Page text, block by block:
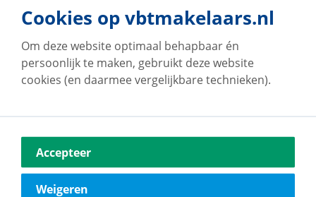
Naar vestiging
Vestdijk 180
5611 CZ Eindhoven
040-2696949
Cookies op vbtmakelaars.nl
Om deze website optimaal behapbaar én
persoonlijk te maken, gebruikt deze website
cookies (en daarmee vergelijkbare technieken).
Accepteer
Weigeren